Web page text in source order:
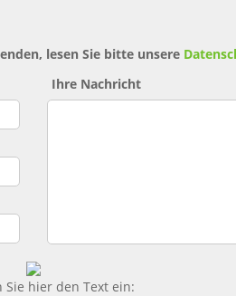
lesen Sie bitte unsere
Ihre Nachricht
Sie hier den Text ein: